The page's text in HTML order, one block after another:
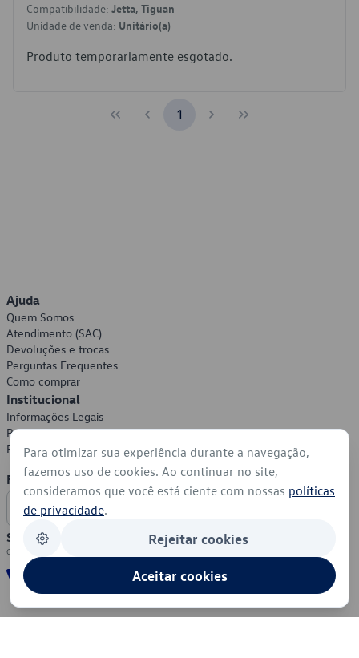
Compatibilidade: Jetta, Tiguan
Unidade de venda: Unitário(a)
Produto temporariamente esgotado.
1
Ajuda
Quem Somos
Atendimento (SAC)
Devoluções e trocas
Perguntas Frequentes
Como comprar
Institucional
Informações Legais
Política de Privacidade
Política de Cookies
Formas de Pagamento
Segurança
Para otimizar sua experiência durante a navegação,
fazemos uso de cookies. Ao continuar no site,
consideramos que você está ciente com nossas políticas
de privacidade.
Rejeitar cookies
Aceitar cookies